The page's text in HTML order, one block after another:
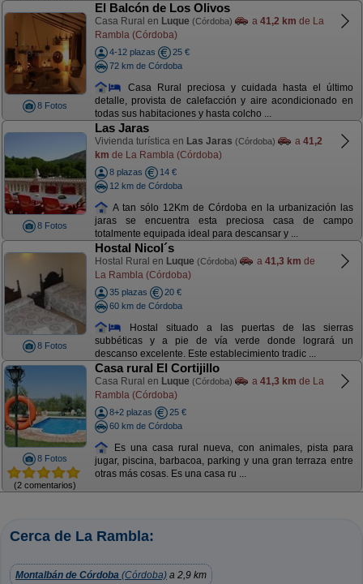
8 Fotos
El Balcón de Los Olivos
Casa Rural en Luque (Córdoba) a 41,2 km de La
Rambla (Córdoba)
4-12 plazas
25 €
72 km de Córdoba
Casa Rural preciosa y cuidada hasta el último
detalle, provista de calefacción y aire acondicionado en
todas sus habitaciones y hasta colcho ...
8 Fotos
Las Jaras
Vivienda turística en Las Jaras (Córdoba) a 41,2
km de La Rambla (Córdoba)
8 plazas
14 €
12 km de Córdoba
A tan sólo 12Km de Córdoba en la urbanización las
jaras se encuentra esta preciosa casa de campo
totalmente equipada ideal para descansar y ...
8 Fotos
Hostal Nicol´s
Hostal Rural en Luque (Córdoba) a 41,3 km de
La Rambla (Córdoba)
35 plazas
20 €
60 km de Córdoba
Hostal situado a las puertas de las sierras
subbéticas y a pie de vía verde donde logrará un
descanso excelente. Este establecimiento tradic ...
8 Fotos
(2 comentarios)
Casa rural El Cortijillo
Casa Rural en Luque (Córdoba) a 41,3 km de La
Rambla (Córdoba)
8+2 plazas
25 €
60 km de Córdoba
Es una casa rural nueva, con animales, pista para
jugar, piscina, barbacoa, parking y una gran terraza entre
otras más cosas. Es una casa ru ...
Cerca de La Rambla:
Montalbán de Córdoba (Córdoba) a 2,9 km